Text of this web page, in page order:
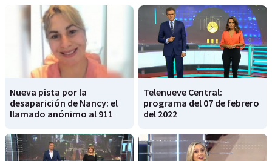
Nueva pista por la
desaparición de Nancy: el
llamado anónimo al 911
Telenueve Central:
programa del 07 de febrero
del 2022